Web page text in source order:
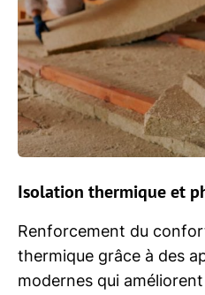
Isolation thermique et
Renforcement du
thermique grâce à des
modernes qui